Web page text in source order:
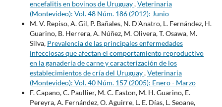
encefalitis en bovinos de Uruguay,Veterinaria
(Montevideo): Vol. 48 Núm. 186 (2012): Junio
M. V. Repiso, A. Gil, P. Bañales, N. D'Anatro, L. Fernández, H.
Guarino, B. Herrera, A. Núñez, M. Olivera, T. Osawa, M.
Silva, Prevalencia de las principales enfermedades
infecciosas que afectan el comportamiento reproductivo
en la ganadería de carne y caracterización de los
establecimientos de cría del Uruguay,Veterinaria
(Montevideo): Vol. 40 Núm. 157 (2005): Enero - Marzo
F. Capano, C. Paullier, M. C. Easton, M. H. Guarino, E.
Pereyra, A. Fernández, O. Aguirre, L. E. Días, L. Seoane,